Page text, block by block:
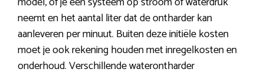
neemt en het aantal liter dat de ontharder kan
aanleveren per minuut. Buiten deze initiële kosten
moet je ook rekening houden met inregelkosten en
onderhoud. Verschillende waterontharder